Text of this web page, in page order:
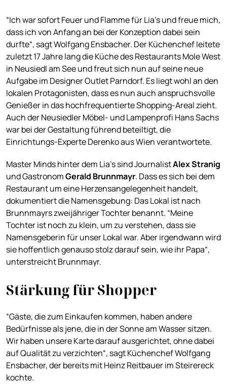
“Ich war sofort Feuer und Flamme für Lia’s und freue mich,
dass ich von Anfang an bei der Konzeption dabei sein
durfte“, sagt Wolfgang Ensbacher. Der Küchenchef leitete
zuletzt 17 Jahre lang die Küche des Restaurants Mole West
in Neusiedl am See und freut sich nun auf seine neue
Aufgabe im Designer Outlet Parndorf. Es liegt wohl an den
lokalen Protagonisten, dass es nun auch anspruchsvolle
Genießer in das hochfrequentierte Shopping-Areal zieht.
Auch der Neusiedler Möbel- und Lampenprofi Hans Sachs
war bei der Gestaltung führend beteiltigt, die
Einrichtungs-Experte Derenko aus Wien verantwortete.
Master Minds hinter dem Lia’s sind JournalistAlex Stranig
und GastronomGerald Brunnmayr. Dass es sich bei dem
Restaurant um eine Herzensangelegenheit handelt,
dokumentiert die Namensgebung: Das Lokal ist nach
Brunnmayrs zweijähriger Tochter benannt. “Meine
Tochter ist noch zu klein, um zu verstehen, dass sie
Namensgeberin für unser Lokal war. Aber irgendwann wird
sie hoffentlich genauso stolz darauf sein, wie ihr Papa“,
unterstreicht Brunnmayr.
Stärkung für Shopper
“Gäste, die zum Einkaufen kommen, haben andere
Bedürfnisse als jene, die in der Sonne am Wasser sitzen.
Wir haben unsere Karte darauf ausgerichtet, ohne dabei
auf Qualität zu verzichten“, sagt Küchenchef Wolfgang
Ensbacher, der bereits mit Heinz Reitbauer im Steirereck
kochte.